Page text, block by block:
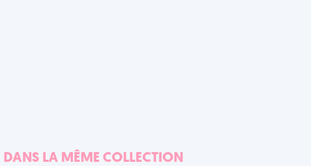
DANS LA MÊME COLLECTION